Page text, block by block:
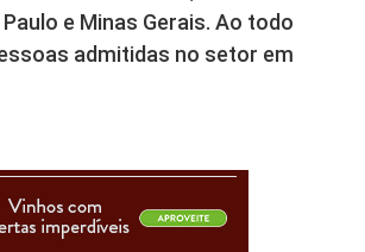
e Minas Gerais. Ao todo
admitidas no setor em